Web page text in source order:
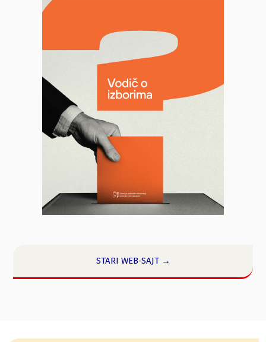
STARI WEB-SAJT →